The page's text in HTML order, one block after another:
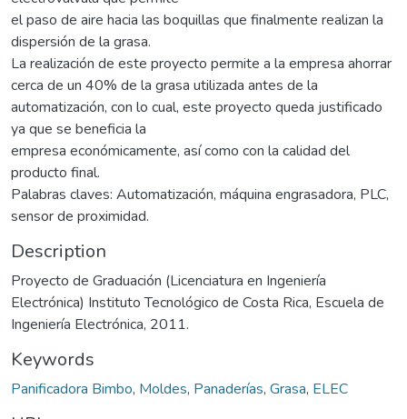
el paso de aire hacia las boquillas que finalmente realizan la
dispersión de la grasa.
La realización de este proyecto permite a la empresa ahorrar
cerca de un 40% de la grasa utilizada antes de la
automatización, con lo cual, este proyecto queda justificado
ya que se beneficia la
empresa económicamente, así como con la calidad del
producto final.
Palabras claves: Automatización, máquina engrasadora, PLC,
sensor de proximidad.
Description
Proyecto de Graduación (Licenciatura en Ingeniería
Electrónica) Instituto Tecnológico de Costa Rica, Escuela de
Ingeniería Electrónica, 2011.
Keywords
Panificadora Bimbo, Moldes, Panaderías, Grasa, ELEC